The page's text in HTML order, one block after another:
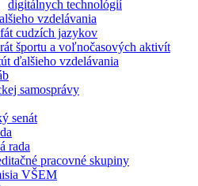
digitálnych technológií
vzdelávania
cudzích jazykov
športu a voľnočasových aktivít
ďalšieho vzdelávania
samosprávy
senát
rada
pracovné skupiny
VŠEM